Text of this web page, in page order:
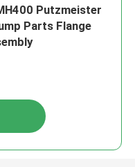
Putzmeister
Parts Flange